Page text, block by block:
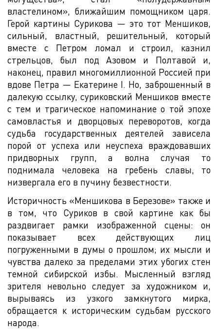
властелином», ближайшим помощником царя.
Герой картины Сурикова — это тот Меншиков,
сильный, властный, решительный, который
вместе с Петром ломал и строил, казнил
стрельцов, был под Азовом и Полтавой и,
наконец, правил многомиллионной Россией при
вдове Петра — Екатерине I. Но, заброшенный в
далекую ссылку, суриковский Меншиков вместе
с тем и трагическое напоминание о той эпохе
самовластья и дворцовых переворотов, когда
судьба государственных деятелей зависела
порой от успеха или неуспеха враждовавших
придворных групп, а волна случая то
поднимала человека на гребень славы, то
низвергала его в пучину безвестности.
Историчность «Меншикова в Березове» также и
в том, что Суриков в свой картине как бы
раздвигает рамки изображенной сцены: он
показывает всех действующих лиц
погруженными в думы о прошлом; их мысли и
чувства далеко за пределами этих убогих стен
темной сибирской избы. Мысленный взгляд
зрителя невольно следует за художником и,
вырываясь из узкого замкнутого мирка,
обращается к историческим судьбам русского
народа.